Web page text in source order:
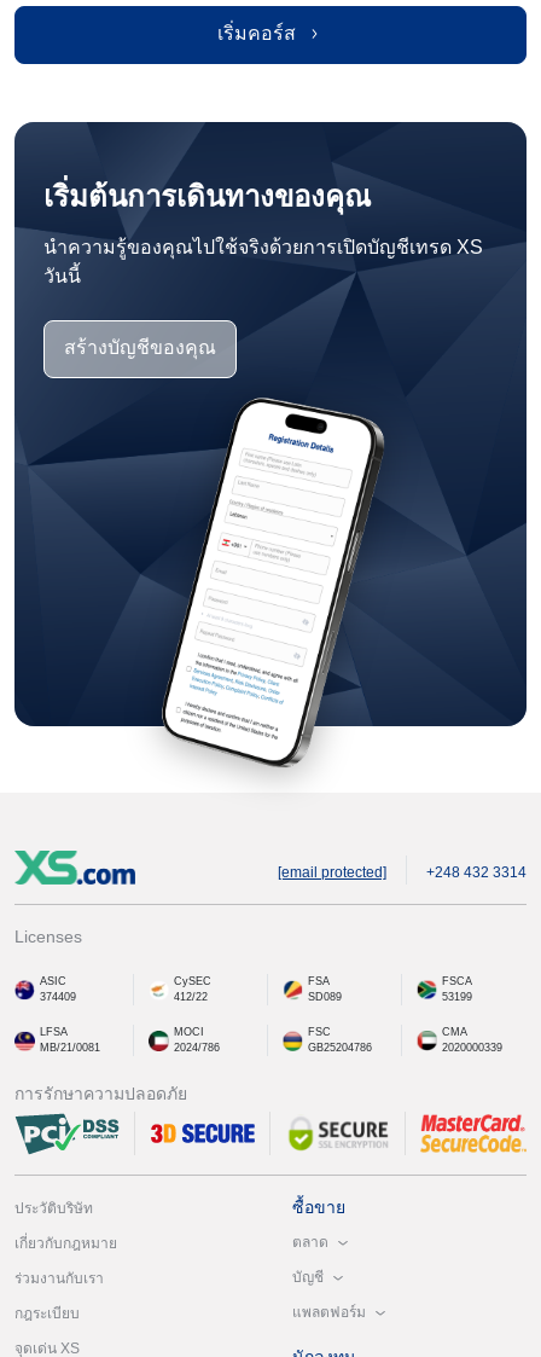
เริ่มคอร์ส
เริ่มต้นการเดินทางของคุณ
นำความรู้ของคุณไปใช้จริงด้วยการเปิดบัญชีเทรด XS
วันนี้
สร้างบัญชีของคุณ
[email protected] +248 432 3314
Licenses
ASIC
374409
CySEC
412/22
FSA
SD089
FSCA
53199
LFSA
MB/21/0081
MOCI
2024/786
FSC
GB25204786
CMA
2020000339
การรักษาความปลอดภัย
ประวัติบริษัท
เกี่ยวกับกฎหมาย
ร่วมงานกับเรา
กฎระเบียบ
จุดเด่น XS
ซื้อขาย
ตลาด
บัญชี
แพลตฟอร์ม